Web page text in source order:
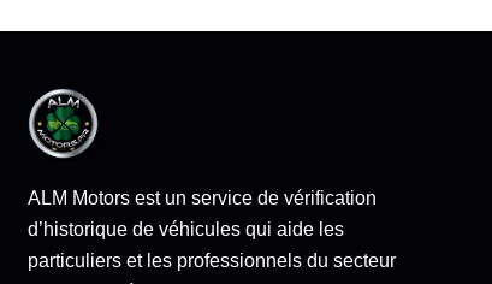
ALM Motors est un service de vérification
d’historique de véhicules qui aide les
particuliers et les professionnels du secteur